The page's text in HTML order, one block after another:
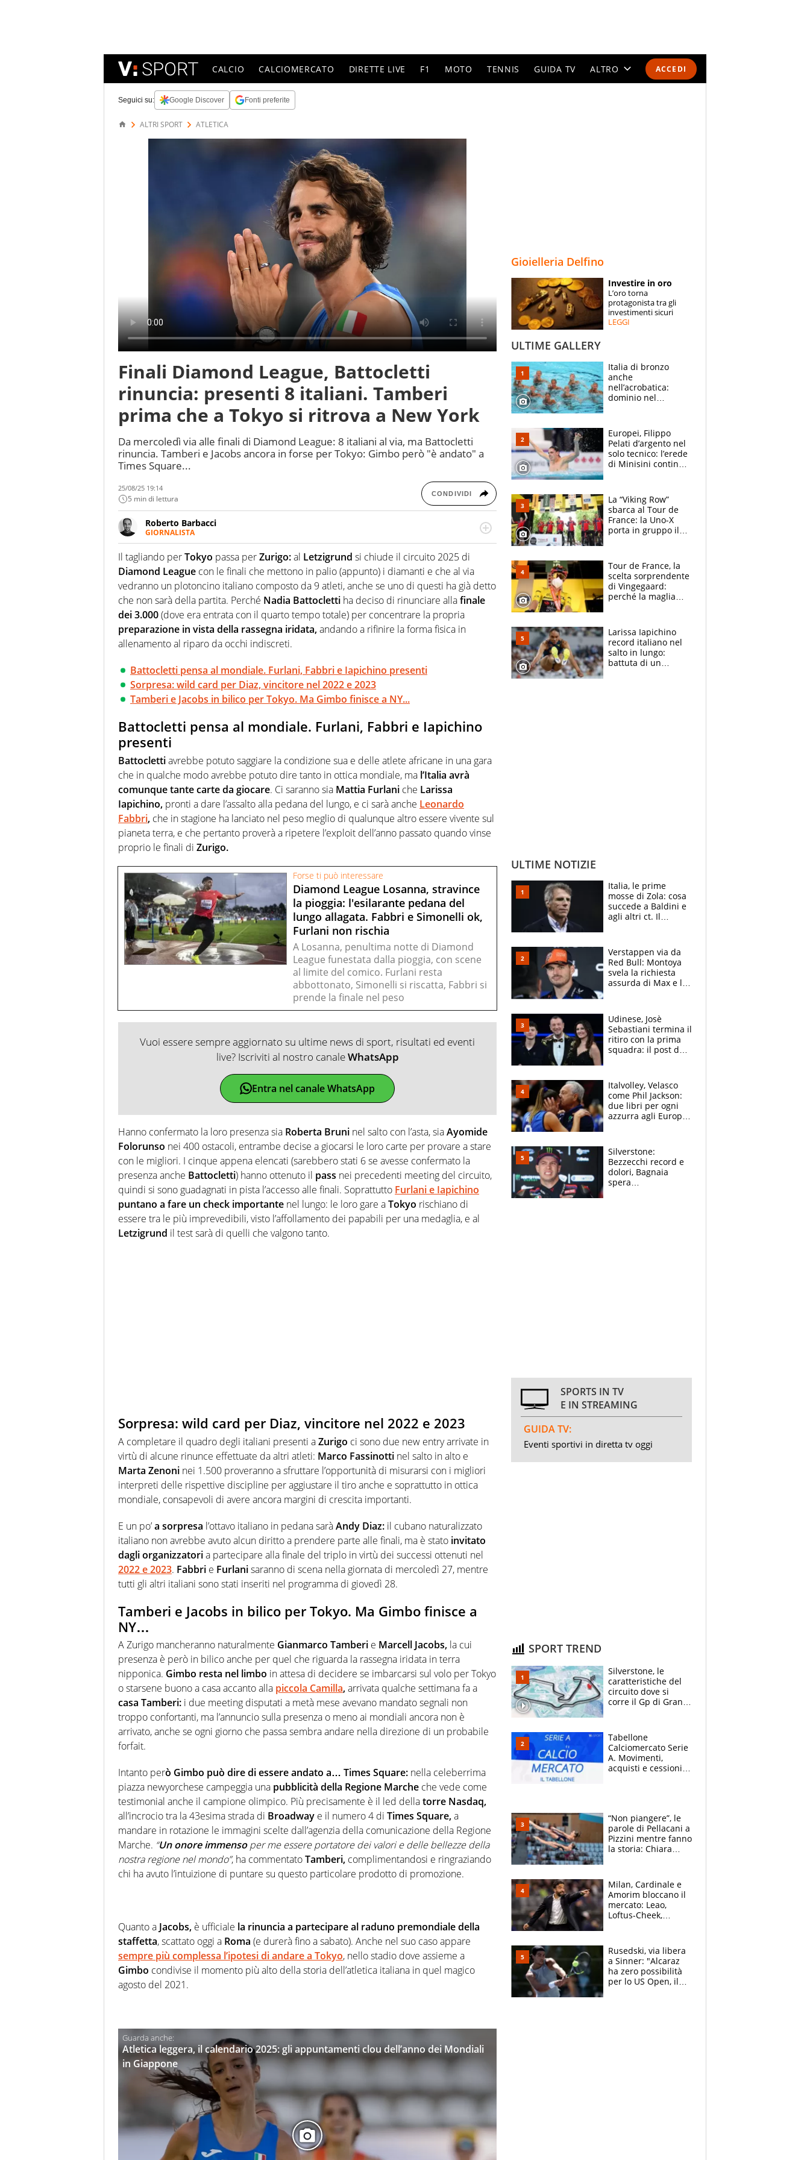
ACCEDI
CALCIO CALCIOMERCATO DIRETTE LIVE F1 MOTO TENNIS GUIDA TV ALTRO
SPECIALI
ESPERTI
Seguici su: Google Discover Fonti preferite
ALTRI SPORT ATLETICA
Finali Diamond League, Battocletti
rinuncia: presenti 8 italiani. Tamberi
prima che a Tokyo si ritrova a New York
Da mercoledì via alle finali di Diamond League: 8 italiani al via, ma Battocletti
rinuncia. Tamberi e Jacobs ancora in forse per Tokyo: Gimbo però "è andato" a
Times Square...
25/08/25 19:14
5 min di lettura CONDIVIDI
Roberto Barbacci
GIORNALISTA
Giornalista (pubblicista) sportivo a tutto campo, è il tuttologo di Virgilio Sport. Provate a
chiedergli di boxe, di scherma, di volley o di curling: ve ne farà innamorare
Il tagliando perTokyo passa perZurigo:al Letzigrund si chiude il circuito 2025 di
Diamond League con le finali che mettono in palio (appunto) i diamanti e che al via
vedranno un plotoncino italiano composto da 9 atleti, anche se uno di questi ha già detto
che non sarà della partita. Perché Nadia Battocletti ha deciso di rinunciare allafinale
dei 3.000(dove era entrata con il quarto tempo totale) per concentrare la propria
preparazione in vista della rassegna iridata,andando a rifinire la forma fisica in
allenamento al riparo da occhi indiscreti.
Battocletti pensa al mondiale. Furlani, Fabbri e Iapichino presenti
Sorpresa: wild card per Diaz, vincitore nel 2022 e 2023
Tamberi e Jacobs in bilico per Tokyo. Ma Gimbo finisce a NY...
Battocletti pensa al mondiale. Furlani, Fabbri e Iapichino
presenti
Battoclettiavrebbe potuto saggiare la condizione sua e delle atlete africane in una gara
che in qualche modo avrebbe potuto dire tanto in ottica mondiale, ma l’Italia avrà
comunque tante carte da giocare. Ci saranno sia Mattia Furlani che Larissa
Iapichino, pronti a dare l’assalto alla pedana del lungo, e ci sarà anche Leonardo
Fabbri, che in stagione ha lanciato nel peso meglio di qualunque altro essere vivente sul
pianeta terra, e che pertanto proverà a ripetere l’exploit dell’anno passato quando vinse
proprio le finali di Zurigo.
Forse ti può interessare
Diamond League Losanna, stravince
la pioggia: l'esilarante pedana del
lungo allagata. Fabbri e Simonelli ok,
Furlani non rischia
A Losanna, penultima notte di Diamond
League funestata dalla pioggia, con scene
al limite del comico. Furlani resta
abbottonato, Simonelli si riscatta, Fabbri si
prende la finale nel peso
Vuoi essere sempre aggiornato su ultime news di sport, risultati ed eventi
live? Iscriviti al nostro canaleWhatsApp
Entra nel canale WhatsApp
Hanno confermato la loro presenza sia Roberta Bruni nel salto con l’asta, siaAyomide
Folorunso nei 400 ostacoli, entrambe decise a giocarsi le loro carte per provare a stare
con le migliori. I cinque appena elencati (sarebbero stati 6 se avesse confermato la
presenza anche Battocletti) hanno ottenuto il pass nei precedenti meeting del circuito,
quindi si sono guadagnati in pista l’accesso alle finali. Soprattutto Furlani e Iapichino
puntano a fare un check importante nel lungo: le loro gare aTokyo rischiano di
essere tra le più imprevedibili, visto l’affollamento dei papabili per una medaglia, e al
Letzigrund il test sarà di quelli che valgono tanto.
Sorpresa: wild card per Diaz, vincitore nel 2022 e 2023
A completare il quadro degli italiani presenti aZurigo ci sono due new entry arrivate in
virtù di alcune rinunce effettuate da altri atleti: Marco Fassinotti nel salto in alto e
Marta Zenoni nei 1.500 proveranno a sfruttare l’opportunità di misurarsi con i migliori
interpreti delle rispettive discipline per aggiustare il tiro anche e soprattutto in ottica
mondiale, consapevoli di avere ancora margini di crescita importanti.
E un po’a sorpresa l’ottavo italiano in pedana saràAndy Diaz: il cubano naturalizzato
italiano non avrebbe avuto alcun diritto a prendere parte alle finali, ma è stato invitato
dagli organizzatoria partecipare alla finale del triplo in virtù dei successi ottenuti nel
2022 e 2023. Fabbri e Furlanisaranno di scena nella giornata di mercoledì 27, mentre
tutti gli altri italiani sono stati inseriti nel programma di giovedì 28.
Tamberi e Jacobs in bilico per Tokyo. Ma Gimbo finisce a
NY…
A Zurigo mancheranno naturalmente Gianmarco Tamberi e Marcell Jacobs, la cui
presenza è però in bilico anche per quel che riguarda la rassegna iridata in terra
nipponica. Gimbo resta nel limbo in attesa di decidere se imbarcarsi sul volo per Tokyo
o starsene buono a casa accanto alla piccola Camilla,arrivata qualche settimana fa a
casa Tamberi: i due meeting disputati a metà mese avevano mandato segnali non
troppo confortanti, ma l’annuncio sulla presenza o meno ai mondiali ancora non è
arrivato, anche se ogni giorno che passa sembra andare nella direzione di un probabile
forfait.
Intanto però Gimbo può dire di essere andato a… Times Square: nella celeberrima
piazza newyorchese campeggia una pubblicità della Regione Marche che vede come
testimonial anche il campione olimpico. Più precisamente è il led dellatorre Nasdaq,
all’incrocio tra la 43esima strada di Broadway e il numero 4 di Times Square,a
mandare in rotazione le immagini scelte dall’agenzia della comunicazione della Regione
Marche. “Un onore immensoper me essere portatore dei valori e delle bellezze della
nostra regione nel mondo”, ha commentatoTamberi, complimentandosi e ringraziando
chi ha avuto l’intuizione di puntare su questo particolare prodotto di promozione.
Quanto a Jacobs, è ufficiale la rinuncia a partecipare al raduno premondiale della
staffetta, scattato oggi a Roma (e durerà fino a sabato). Anche nel suo caso appare
sempre più complessa l’ipotesi di andare a Tokyo, nello stadio dove assieme a
Gimbo condivise il momento più alto della storia dell’atletica italiana in quel magico
agosto del 2021.
Atletica leggera, il calendario 2025: gli appuntamenti clou dell’anno dei Mondiali
in Giappone
Gioielleria Delfino
Investire in oro
L’oro torna
protagonista tra gli
investimenti sicuri
LEGGI
ULTIME GALLERY
Italia di bronzo
anche
nell’acrobatica:
dominio nel
e compagni
continuare
Europei, Filippo
Pelati d’argento nel
solo tecnico: l’erede
di Minisini continua
mirino
La “Viking Row”
sbarca al Tour de
France: la Uno-X
porta in gruppo il
compagni
Tour de France, la
scelta sorprendente
di Vingegaard:
perché la maglia
rischio da evitare
Larissa Iapichino
record italiano nel
salto in lungo:
battuta di un
ULTIME NOTIZIE
Italia, le prime
mosse di Zola: cosa
succede a Baldini e
agli altri ct. Il
azzurri
Verstappen via da
Red Bull: Montoya
svela la richiesta
assurda di Max e lo
McLaren siano
meglio?”
Udinese, Josè
Sebastiani termina il
ritiro con la prima
squadra: il post del
sfondo
Italvolley, Velasco
come Phil Jackson:
due libri per ogni
azzurra agli Europei.
Silverstone:
Bezzecchi record e
dolori, Bagnaia
spera
SPORTS IN TV
E IN STREAMING
GUIDA TV:
Eventi sportivi in diretta tv oggi
SPORT TREND
Silverstone, le
caratteristiche del
circuito dove si
corre il Gp di Gran
Tabellone
Calciomercato Serie
A. Movimenti,
acquisti e cessioni:
“Non piangere”, le
parole di Pellacani a
Pizzini mentre fanno
la storia: Chiara
Milan, Cardinale e
Amorim bloccano il
mercato: Leao,
Loftus-Cheek,
Soulè e Osorio nel
mirino
Rusedski, via libera
a Sinner: "Alcaraz
ha zero possibilità
per lo US Open, il